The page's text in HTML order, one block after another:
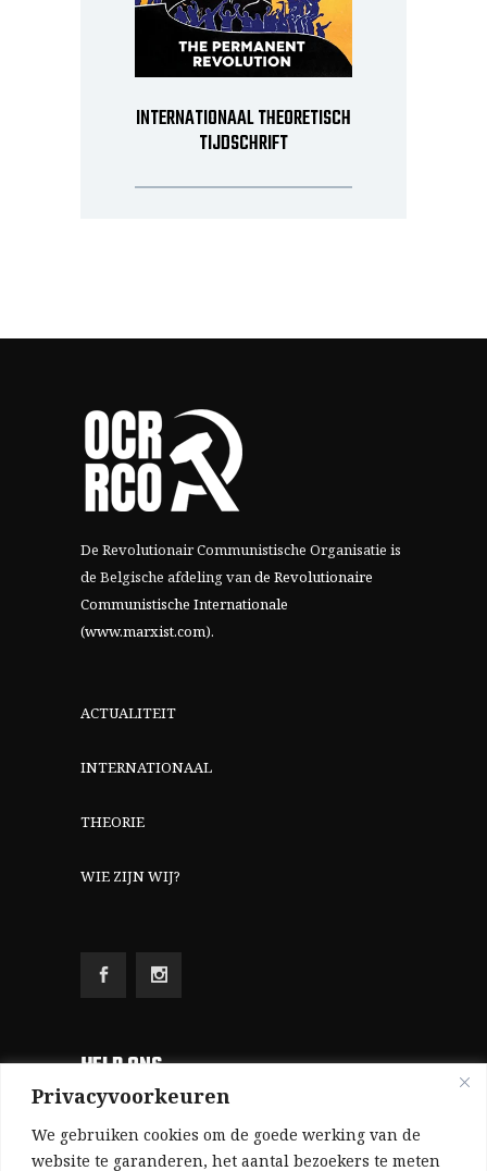
Privacyvoorkeuren
We gebruiken cookies om de goede werking van de
website te garanderen, het aantal bezoekers te meten
INTERNATIONAAL THEORETISCH
TIJDSCHRIFT
De Revolutionair Communistische Organisatie is
de Belgische afdeling vande Revolutionaire
Communistische Internationale
(www.marxist.com).
ACTUALITEIT
INTERNATIONAAL
THEORIE
WIE ZIJN WIJ?
HELP ONS
Aangezien we volledig zelf gefinancierd zijn
(zonder subsidies, zonder commerciële